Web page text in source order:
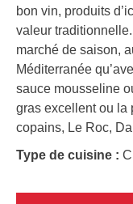
bon vin, produits
valeur
marché de saison,
Méditerranée
sauce mousseline
gras excellent ou la
copains, Le Roc,
Type de cuisine :